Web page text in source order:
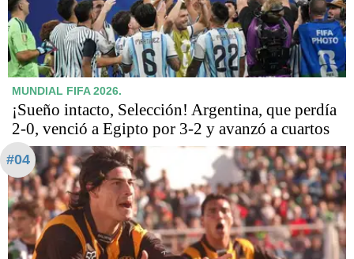
MUNDIAL FIFA 2026.
¡Sueño intacto, Selección! Argentina, que perdía
2-0, venció a Egipto por 3-2 y avanzó a cuartos
#04